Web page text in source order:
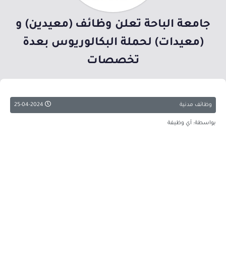
جامعة الباحة تعلن وظائف (معيدين) و
(معيدات) لحملة البكالوريوس بعدة
تخصصات
وظائف مدنية
بواسطة: أي وظيفة